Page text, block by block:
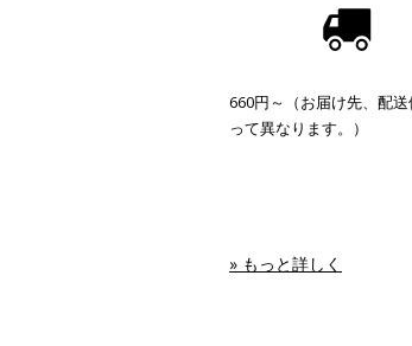
660円～（お届け先、配送
って異なります。）
» もっと詳しく